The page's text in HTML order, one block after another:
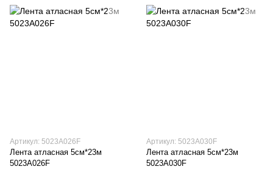
Артикул: 5023A026F
Лента атласная 5см*23м
5023A026F
Артикул: 5023A030F
Лента атласная 5см*23м
5023A030F